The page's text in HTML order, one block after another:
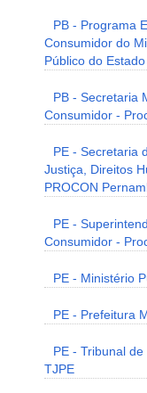
PB - Programa
Consumidor do
Público do
PB - Secretaria
Consumidor -
PE - Secretaria
Justiça, Direitos
PROCON
PE -
Consumidor -
PE - Ministério
PE - Prefeitura
PE - Tribunal
TJPE